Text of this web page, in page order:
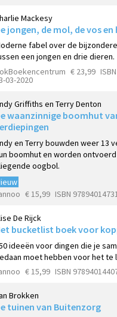
Mackesy
jongen, de mol, de vos
fabel over de
een jongen en drie dieren.
€ 23,99
03-2020
Griffiths en Terry Denton
waanzinnige boomhut
en Terry bouwden weer 13
boomhut en worden
oogbol.
€ 15,99 ISBN
De Rijck
bucketlist boek voor
ideeën voor dingen die je
moet hebben voor het te
€ 15,99 ISBN
Brokken
tuinen van Buitenzorg